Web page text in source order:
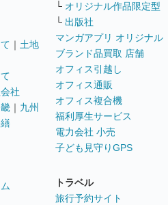
｜ 土地
社
｜ 九州
└ オリジナル作品限定型
└ 出版社
マンガアプリ オリジナル
ブランド品買取 店舗
オフィス引越し
オフィス通販
オフィス複合機
福利厚生サービス
電力会社 小売
子ども見守りGPS
トラベル
旅行予約サイト